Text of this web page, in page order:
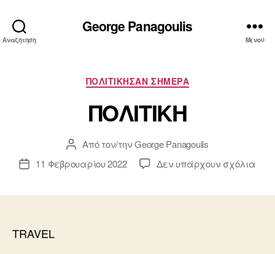
Αναζήτηση
George Panagoulis
Μενού
Κατηγορίες
ΠΟΛΙΤΙΚΗΣΑΝ ΣΗΜΕΡΑ
ΠΟΛΙΤΙΚΗ
Συντάκτης
άρθρου
Από τον/τηνGeorge Panagoulis
Ημ.11 Φεβρουαρίου 2022 Δεν υπάρχουν σχόλιαστο
TRAVEL